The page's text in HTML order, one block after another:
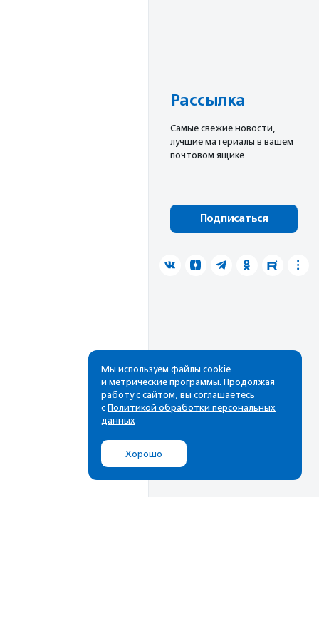
Рассылка
Cамые свежие новости,
лучшие материалы в вашем
почтовом ящике
Подписаться
Мы используем файлы cookie
и метрические программы. Продолжая
работу с сайтом, вы соглашаетесь
с Политикой обработки персональных
данных
Хорошо